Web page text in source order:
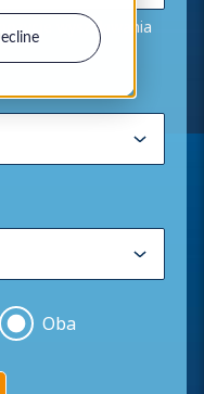
wyszukiwania
Oba